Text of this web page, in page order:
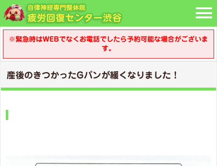
※緊急時はWEBでなくお電話でしたら予約可能な場合がございま
す。
産後のきつかったGパンが緩くなりました！